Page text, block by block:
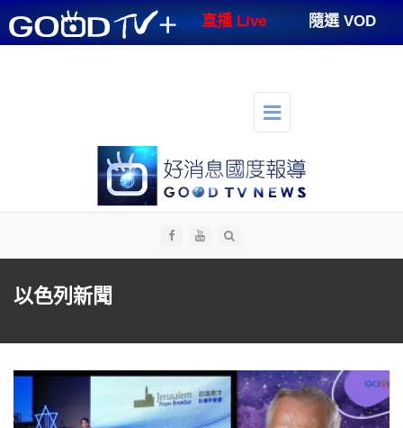
GOODTV+ 直播 Live 隨選 VOD
切
換
選
單
導
以色列新聞